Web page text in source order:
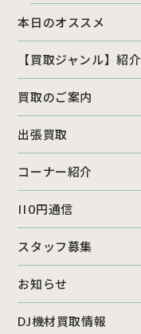
本日のオススメ
【買取ジャンル】紹介
買取のご案内
出張買取
コーナー紹介
110円通信
スタッフ募集
お知らせ
DJ機材買取情報